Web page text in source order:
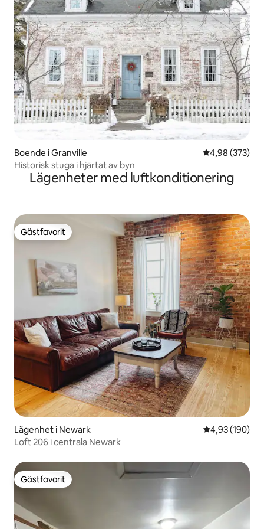
Boende i Granville 4,98 av 5 i
4,98 (373)
Historisk stuga i hjärtat av byn
Lägenheter med luftkonditionering
Gästfavorit
Gästfavorit
Lägenhet i Newark 4,93 av 5 i
4,93 (190)
Loft 206 i centrala Newark
Gästfavorit
Gästfavorit